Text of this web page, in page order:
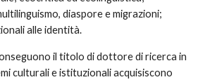
diaspore e migrazioni;
alle identità.
il titolo di dottore di ricerca in
culturali e istituzionali acquisiscono